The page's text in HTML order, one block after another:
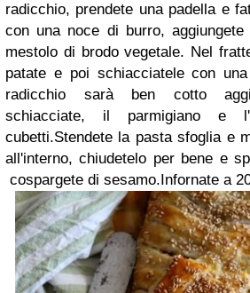
radicchio, prendete una padella e
con una noce di burro,
mestolo di brodo vegetale. Nel
patate e poi schiacciatele con
radicchio sarà ben cotto
schiacciate, il parmigiano e
cubetti.Stendete la pasta sfoglia e
all'interno, chiudetelo per bene e
cospargete di sesamo.Infornate a